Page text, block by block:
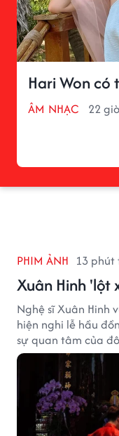
Hari Won có
ÂM NHẠC 22
PHIM ẢNH 13
Xuân Hinh 'lột
Nghệ sĩ Xuân
hiện nghi lễ hầu
sự quan tâm của